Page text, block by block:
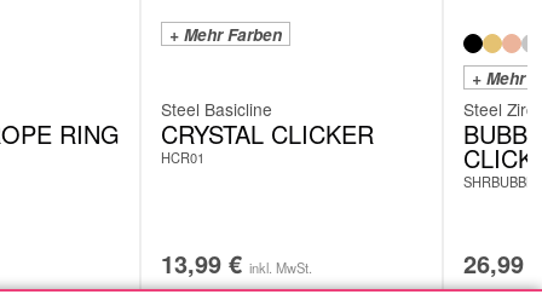
RING
+ Mehr Farben
Steel Basicline
CRYSTAL CLICKER
HCR01
13,99 € inkl. MwSt.
+ Mehr
Steel
26,99